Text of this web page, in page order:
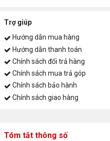
Màu sắc: Đen
Trợ giúp
Hướng dẫn mua hàng
Hướng dẫn thanh toán
Chính sách đổi trả hàng
Chính sách mua trả góp
Chính sách bảo hành
Chính sách giao hàng
Tóm tắt thông số